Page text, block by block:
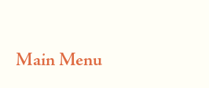
Main Menu